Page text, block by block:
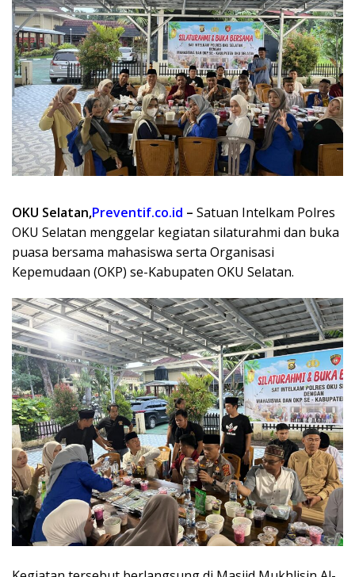
OKU Selatan,Preventif.co.id – Satuan Intelkam Polres
OKU Selatan menggelar kegiatan silaturahmi dan buka
puasa bersama mahasiswa serta Organisasi
Kepemudaan (OKP) se-Kabupaten OKU Selatan.